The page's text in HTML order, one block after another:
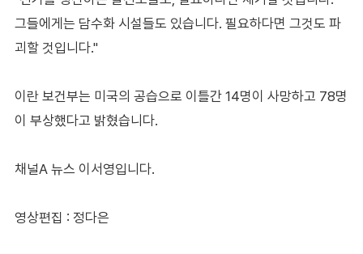
그들에게는 담수화 시설들도 있습니다. 필요하다면 그것도 파
괴할 것입니다."
이란 보건부는 미국의 공습으로 이틀간 14명이 사망하고 78명
이 부상했다고 밝혔습니다.
채널A 뉴스 이서영입니다.
영상편집 : 정다은